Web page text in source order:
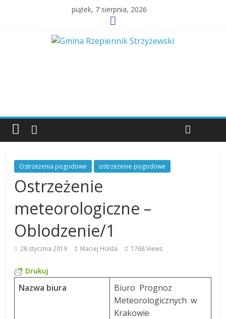
piątek, 7 sierpnia, 2026
Ostrzeżenia pogodowe ostrzeżenie pogodowe
Ostrzeżenie
meteorologiczne –
Oblodzenie/1
28 stycznia 2019 Maciej Hołda 1768 Views
Drukuj
Nazwa biura
Biuro Prognoz
Meteorologicznych w
Krakowie